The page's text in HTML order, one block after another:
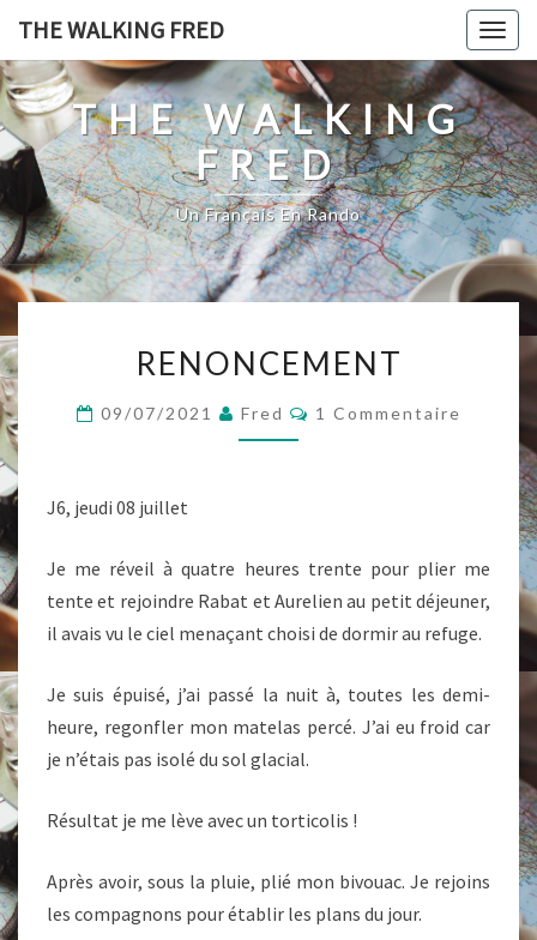
content
THE WALKING FRED
THE WALKING
FRED
Un Français En Rando
RENONCEMENT
09/07/2021 Fred Commentaires
1 Commentaire
J6, jeudi 08 juillet
Je me réveil à quatre heures trente pour plier me
tente et rejoindre Rabat et Aurelien au petit déjeuner,
il avais vu le ciel menaçant choisi de dormir au refuge.
Je suis épuisé, j’ai passé la nuit à, toutes les demi-
heure, regonfler mon matelas percé. J’ai eu froid car
je n’étais pas isolé du sol glacial.
Résultat je me lève avec un torticolis !
Après avoir, sous la pluie, plié mon bivouac. Je rejoins
les compagnons pour établir les plans du jour.